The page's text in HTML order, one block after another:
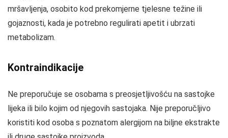
mršavljenja, osobito kod prekomjerne tjelesne težine ili
gojaznosti, kada je potrebno regulirati apetit i ubrzati
metabolizam.
Kontraindikacije
Ne preporučuje se osobama s preosjetljivošću na sastojke
lijeka ili bilo kojim od njegovih sastojaka. Nije preporučljivo
koristiti kod osoba s poznatom alergijom na biljne ekstrakte